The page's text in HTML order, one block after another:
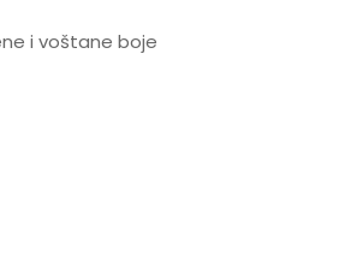
i voštane boje